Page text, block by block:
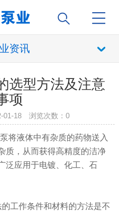
资讯
选型方法及注意
项
01-18 浏览次数：0
将液体中有杂质的药物送入
质，从而获得高精度的洁净
泛应用于电镀、化工、石
工作条件和材料的方法是不